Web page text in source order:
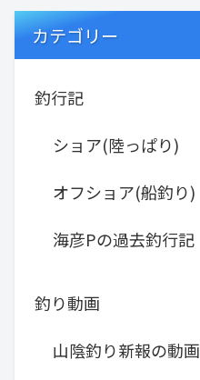
カテゴリー
釣行記
ショア(陸っぱり)
オフショア(船釣り)
海彦Pの過去釣行記
釣り動画
山陰釣り新報の動画